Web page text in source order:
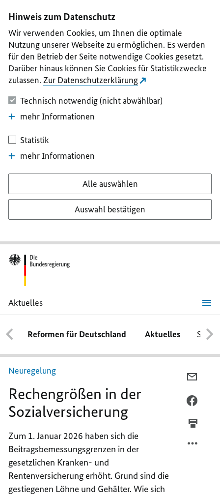
II
III
IV
V
Hinweis zum Datenschutz
Wir verwenden Cookies, um Ihnen die optimale
Nutzung unserer Webseite zu ermöglichen. Es werden
für den Betrieb der Seite notwendige Cookies gesetzt.
Darüber hinaus können Sie Cookies für Statistikzwecke
zulassen. Zur Datenschutzerklärung
Technisch notwendig (nicht abwählbar)
mehr Informationen
Statistik
mehr Informationen
Alle auswählen
Auswahl bestätigen
Aktuelles
Rechengrößen
in
der
Sozialversicherung
Reformen für Deutschland Aktuelles
Neuregelung
Rechengrößen in der
Sozialversicherung
Zum 1. Januar 2026 haben sich die
Beitragsbemessungsgrenzen in der
gesetzlichen Kranken- und
Rentenversicherung erhöht. Grund sind die
gestiegenen Löhne und Gehälter.Wie sich